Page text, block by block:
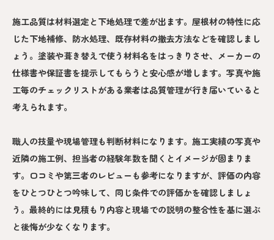
施工品質は材料選定と下地処理で差が出ます。屋根材の特性に応
じた下地補修、防水処理、既存材料の撤去方法などを確認しまし
ょう。塗装や葺き替えで使う材料名をはっきりさせ、メーカーの
仕様書や保証書を提示してもらうと安心感が増します。写真や施
工毎のチェックリストがある業者は品質管理が行き届いていると
考えられます。
職人の技量や現場管理も判断材料になります。施工実績の写真や
近隣の施工例、担当者の経験年数を聞くとイメージが固まりま
す。口コミや第三者のレビューも参考になりますが、評価の内容
をひとつひとつ吟味して、同じ条件での評価かを確認しましょ
う。最終的には見積もり内容と現場での説明の整合性を基に選ぶ
と後悔が少なくなります。